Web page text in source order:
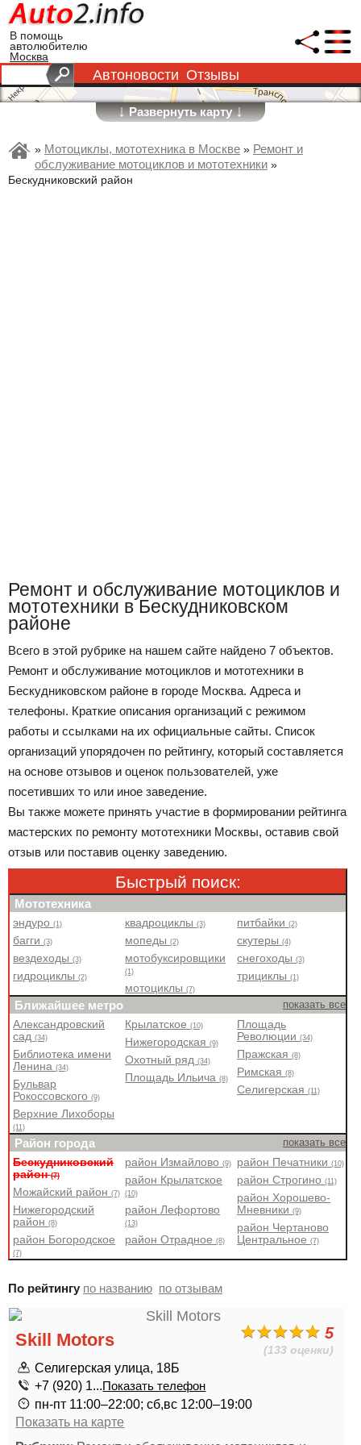
В помощь
автолюбителю
Москва
Автоновости Отзывы
↓Развернуть карту↓
» Мотоциклы, мототехника в Москве » Ремонт и
обслуживание мотоциклов и мототехники »
Бескудниковский район
Ремонт и обслуживание мотоциклов и
мототехники в Бескудниковском
районе
Всего в этой рубрике на нашем сайте найдено 7 объектов.
Ремонт и обслуживание мотоциклов и мототехники в
Бескудниковском районе в городе Москва. Адреса и
телефоны. Краткие описания организаций с режимом
работы и ссылками на их официальные сайты. Список
организаций упорядочен по рейтингу, который составляется
на основе отзывов и оценок пользователей, уже
посетивших то или иное заведение.
Вы также можете принять участие в формировании рейтинга
мастерских по ремонту мототехники Москвы, оставив свой
отзыв или поставив оценку заведению.
Быстрый поиск:
Мототехника
эндуро(1)
багги(3)
вездеходы(3)
гидроциклы(2)
квадроциклы(3)
мопеды(2)
мотобуксировщики
(1)
мотоциклы(7)
питбайки(2)
скутеры(4)
снегоходы(3)
трициклы(1)
Ближайшее метро показать все
Александровский
сад(34)
Библиотека имени
Ленина(34)
Бульвар
Рокоссовского(9)
Верхние Лихоборы
(11)
Крылатское(10)
Нижегородская(9)
Охотный ряд(34)
Площадь Ильича(8)
Площадь
Революции(34)
Пражская(8)
Римская(8)
Селигерская(11)
Район города показать все
Бескудниковский
район(7)
Можайский район(7)
Нижегородский
район(8)
район Богородское
(7)
район Измайлово(9)
район Крылатское
(10)
район Лефортово
(13)
район Отрадное(8)
район Печатники(10)
район Строгино(11)
район Хорошево-
Мневники(9)
район Чертаново
Центральное(7)
По рейтингу по названию по отзывам
5
(133 оценки)
Skill Motors
Селигерская улица, 18Б
+7 (920) 1...Показать телефон
пн-пт 11:00–22:00; сб,вс 12:00–19:00
Показать на карте